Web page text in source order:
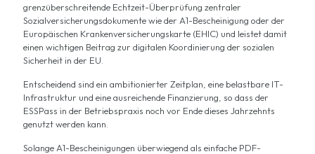
grenzüberschreitende Echtzeit-Überprüfung zentraler
Sozialversicherungsdokumente wie der A1-Bescheinigung oder der
Europäischen Krankenversicherungskarte (EHIC) und leistet damit
einen wichtigen Beitrag zur digitalen Koordinierung der sozialen
Sicherheit in der EU.
Entscheidend sind ein ambitionierter Zeitplan, eine belastbare IT-
Infrastruktur und eine ausreichende Finanzierung, so dass der
ESSPass in der Betriebspraxis noch vor Ende dieses Jahrzehnts
genutzt werden kann.
Solange A1-Bescheinigungen überwiegend als einfache PDF-